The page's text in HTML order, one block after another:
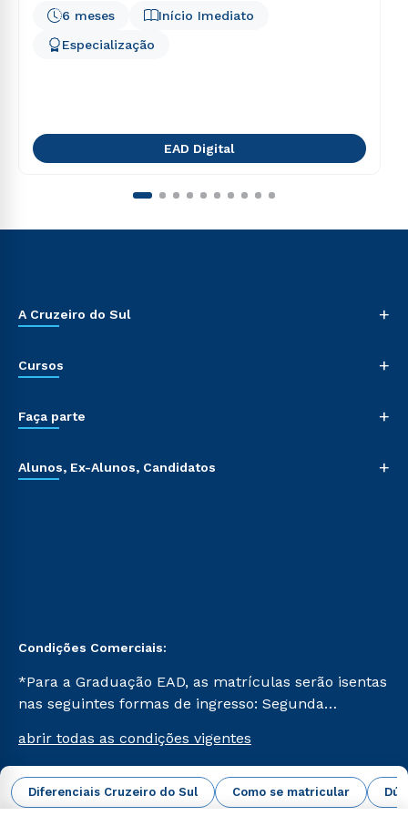
Diferenciais Cruzeiro do Sul Como se matricular
Início Imediato
6 meses
Especialização
EAD Digital
A Cruzeiro do Sul +
Cursos +
Faça parte +
Alunos, Ex-Alunos, Candidatos +
Condições Comerciais:
*Para a Graduação EAD, as matrículas serão isentas
nas seguintes formas de ingresso: Segunda
Já para as demais, a taxa de matrícula será de R$
49. *Para a Pós-graduação EAD, as ofertas
mencionadas são referentes aos cursos: Ensino
abrir todas as condições vigentes
Campus Virtual Cruzeiro do Sul Educacional © 2026 -